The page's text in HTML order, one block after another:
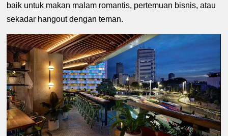
baik untuk makan malam romantis, pertemuan bisnis, atau
sekadar hangout dengan teman.